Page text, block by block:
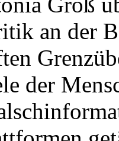
an der
der